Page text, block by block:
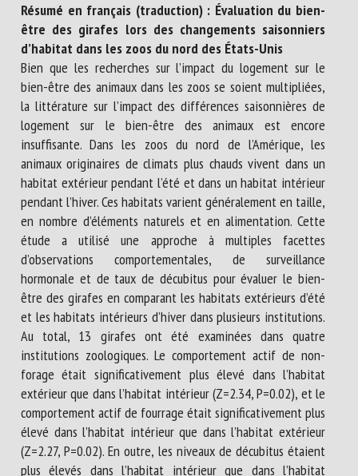
Résumé en français (traduction) : Évaluation du bien-
être des girafes lors des changements saisonniers
d’habitat dans les zoos du nord des États-Unis
Bien que les recherches sur l’impact du logement sur le
bien-être des animaux dans les zoos se soient multipliées,
la littérature sur l’impact des différences saisonnières de
logement sur le bien-être des animaux est encore
insuffisante. Dans les zoos du nord de l’Amérique, les
animaux originaires de climats plus chauds vivent dans un
habitat extérieur pendant l’été et dans un habitat intérieur
pendant l’hiver. Ces habitats varient généralement en taille,
en nombre d’éléments naturels et en alimentation. Cette
étude a utilisé une approche à multiples facettes
d’observations comportementales, de surveillance
hormonale et de taux de décubitus pour évaluer le bien-
être des girafes en comparant les habitats extérieurs d’été
et les habitats intérieurs d’hiver dans plusieurs institutions.
Au total, 13 girafes ont été examinées dans quatre
institutions zoologiques. Le comportement actif de non-
forage était significativement plus élevé dans l’habitat
extérieur que dans l’habitat intérieur (Z=2.34, P=0.02), et le
comportement actif de fourrage était significativement plus
élevé dans l’habitat intérieur que dans l’habitat extérieur
(Z=2.27, P=0.02). En outre, les niveaux de décubitus étaient
plus élevés dans l’habitat intérieur que dans l’habitat
Prénom *
Organisme *
E-mail *
En soumettant ce formulaire, j'accepte que les
informations saisies soient utilisées dans le cadre de la
relation avec le CNR BEA. *
Les champs suivis de * sont obligatoires